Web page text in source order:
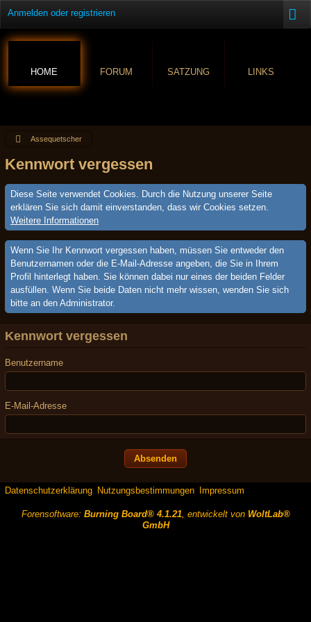
Anmelden oder registrieren
HOME FORUM SATZUNG LINKS
Assequetscher
Kennwort vergessen
Diese Seite verwendet Cookies. Durch die Nutzung unserer Seite
erklären Sie sich damit einverstanden, dass wir Cookies setzen.
Weitere Informationen
Wenn Sie Ihr Kennwort vergessen haben, müssen Sie entweder den
Benutzernamen oder die E-Mail-Adresse angeben, die Sie in Ihrem
Profil hinterlegt haben. Sie können dabei nur eines der beiden Felder
ausfüllen. Wenn Sie beide Daten nicht mehr wissen, wenden Sie sich
bitte an den Administrator.
Kennwort vergessen
Benutzername
E-Mail-Adresse
Datenschutzerklärung Nutzungsbestimmungen Impressum
Forensoftware: Burning Board® 4.1.21, entwickelt von WoltLab®
GmbH